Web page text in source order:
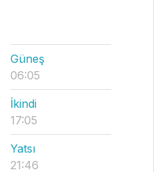
Güneş
06:05
İkindi
17:05
Yatsı
21:46